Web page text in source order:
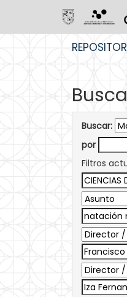
Buscar:
por
Filtros